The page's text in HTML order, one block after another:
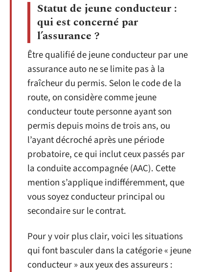
Statut de jeune conducteur :
qui est concerné par
l’assurance ?
Être qualifié de jeune conducteur par une
assurance auto ne se limite pas à la
fraîcheur du permis. Selon le code de la
route, on considère comme jeune
conducteur toute personne ayant son
permis depuis moins de trois ans, ou
l’ayant décroché après une période
probatoire, ce qui inclut ceux passés par
la conduite accompagnée (AAC). Cette
mention s’applique indifféremment, que
vous soyez conducteur principal ou
secondaire sur le contrat.
Pour y voir plus clair, voici les situations
qui font basculer dans la catégorie « jeune
conducteur » aux yeux des assureurs :